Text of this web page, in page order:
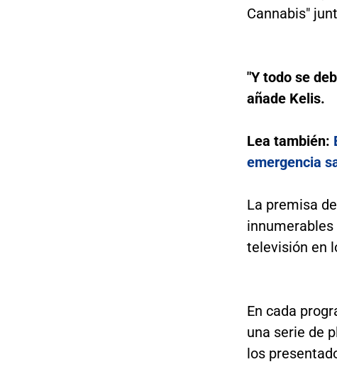
Cannabis"
"Y todo se
añade Kelis.
Lea también:
emergencia
La premisa
innumerables
televisión en
En cada
una serie de
los